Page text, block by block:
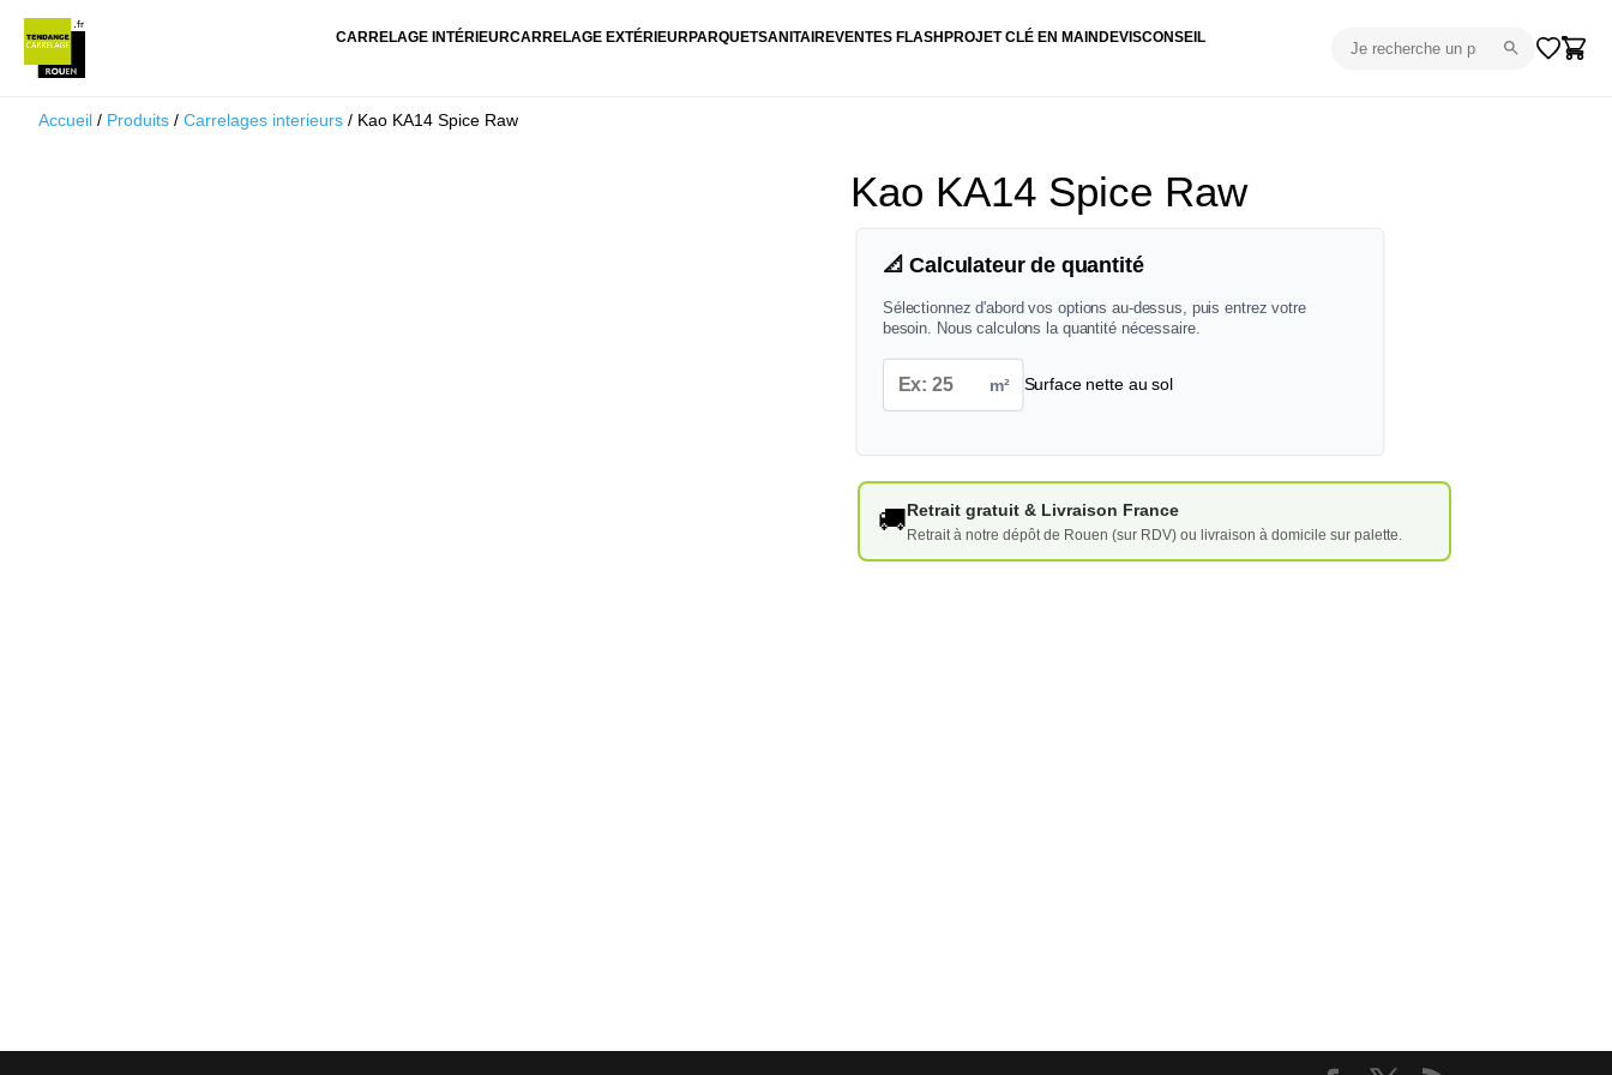
CARRELAGE INTÉRIEURCARRELAGE EXTÉRIEURPARQUETSANITAIREVENTES FLASH PROJET CLÉ EN MAIN DEVISCONSEIL
Accueil / Produits / Carrelages interieurs / Kao KA14 Spice Raw
Kao KA14 Spice Raw
📐 Calculateur de quantité
Sélectionnez d'abord vos options au-dessus, puis entrez votre
besoin. Nous calculons la quantité nécessaire.
m² Surface nette au sol
🚚Retrait gratuit & Livraison France
Retrait à notre dépôt de Rouen (sur RDV) ou livraison à domicile sur palette.